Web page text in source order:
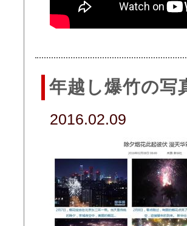
年越し爆竹の写
2016.02.09